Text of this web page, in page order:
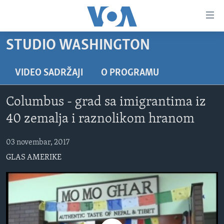
glavni
Pređi
na
glavnu
Idi
pretragu
VIDEO
VIJESTI
SJEDINJENE AMERIČKE DRŽAVE
BOSNA I HERCEGOVINA
SVIJET
NAUKA I TEHNOLOGIJA
SPECIJALNI PROJEKTI
KORUPCIJA
SLOBODA MEDIJA
ŽENSKA STRANA
IZBJEGLIČKA STRANA
STUDIO WASHINGTON
VIDEO SADRŽAJI O PROGRAMU
Columbus - grad sa imigrantima iz
40 zemalja i raznolikom hranom
03 novembar, 2017
GLAS AMERIKE